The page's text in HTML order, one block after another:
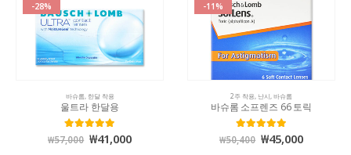
-28%
바슈롬 한달 착용
울트라 한달용
5.00 out of 5
₩57,000 ₩41,000
-11%
2주 착용 난시 바슈롬
바슈롬 소프렌즈 66 토릭
5.00 out of 5
₩50,400 ₩45,000